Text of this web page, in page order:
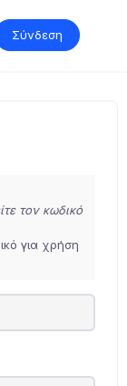
Σύνδεση
τον κωδικό
για χρήση